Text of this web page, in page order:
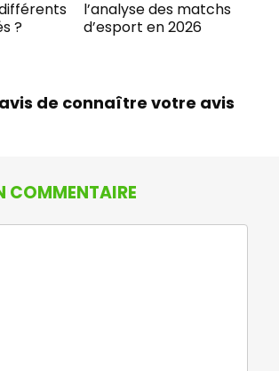
?
l’analyse des matchs
d’esport en 2026
de connaître votre avis
COMMENTAIRE